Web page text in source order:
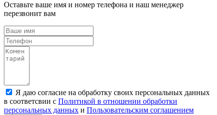
Оставьте ваше имя и номер телефона и наш менеджер
перезвонит вам
Я даю согласие на обработку своих персональных данных
в соответсвии с Политикой в отношении обработки
персональных данных и Пользовательским соглашением